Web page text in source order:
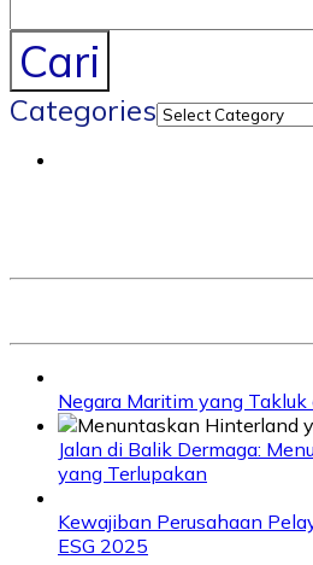
Cari
Categories
Negara Maritim yang
Jalan di Balik Dermaga:
yang Terlupakan
Kewajiban Perusahaan
ESG 2025